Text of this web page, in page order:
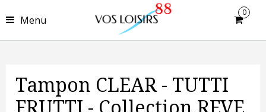
Menu
0
Tampon CLEAR - TUTTI